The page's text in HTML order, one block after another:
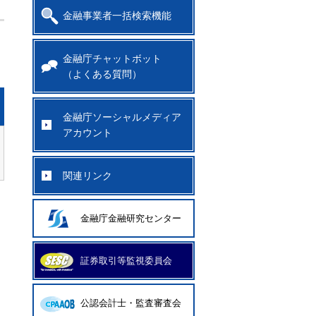
金融事業者一括検索機能
金融庁チャットボット
（よくある質問）
金融庁ソーシャルメディア
アカウント
関連リンク
金融庁金融研究センター
証券取引等監視委員会
公認会計士・監査審査会